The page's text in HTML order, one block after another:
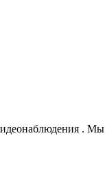
. Мы